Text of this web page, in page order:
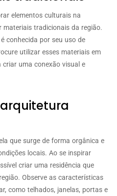
elementos culturais na
materiais tradicionais da região.
conhecida por seu uso de
utilizar esses materiais em
uma conexão visual e
que surge de forma orgânica e
locais. Ao se inspirar
criar uma residência que
Observe as características
como telhados, janelas, portas e